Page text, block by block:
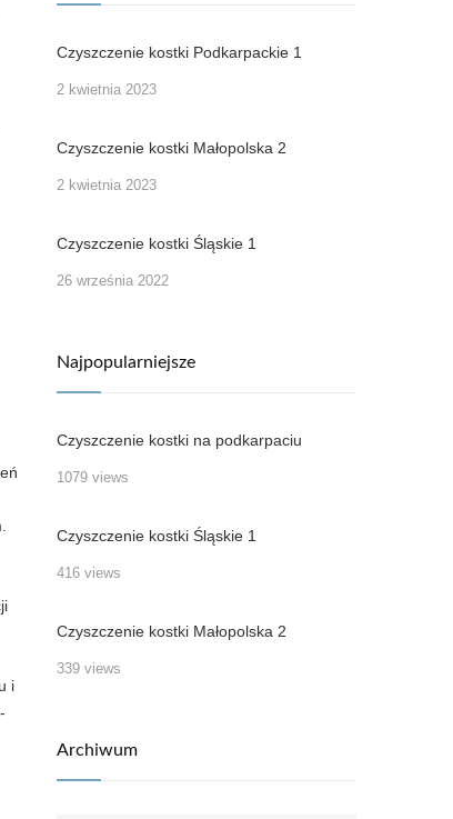
i
Czyszczenie kostki Podkarpackie 1
2 kwietnia 2023
Czyszczenie kostki Małopolska 2
2 kwietnia 2023
Czyszczenie kostki Śląskie 1
26 września 2022
Najpopularniejsze
Czyszczenie kostki na podkarpaciu
1079 views
Czyszczenie kostki Śląskie 1
416 views
Czyszczenie kostki Małopolska 2
339 views
Archiwum